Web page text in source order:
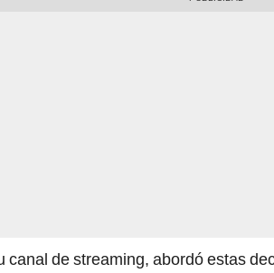
canal de streaming, abordó estas